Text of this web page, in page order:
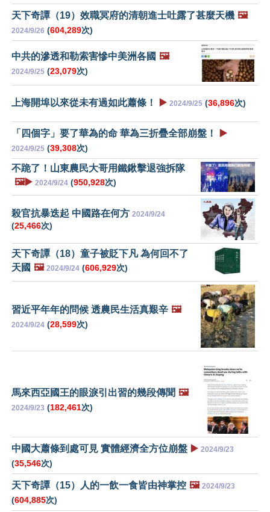
天下奇譚（19）效職冥府的清朝進士吐露了甚麼天機 🖼️
2024/9/26 (604,289次)
中共的滲透和勒索害慘中美洲各國 🖼️
2024/9/25 (23,079次)
上海開埠以來從未有過如此蕭條！ ▶️ 2024/9/25 (36,896次)
「四個字」要了華為的命 華為三折疊全部崩盤！ ▶️
2024/9/25 (39,308次)
不跪了！山東農民大哥用鐵鍬擊退強拆隊
🖼️▶️ 2024/9/24 (950,928次)
殺官抗暴迭起 中國路在何方 2024/9/24
(25,466次)
天下奇譚（18）童子被貶下凡 為何回不了
天國 🖼️ 2024/9/24 (606,929次)
習近平年年的問候 透農民生活真艱辛 🖼️
2024/9/24 (28,599次)
馬來西亞國王的眼淚引出習的幾段傳聞 🖼️
2024/9/23 (182,461次)
中國大蕭條到處可見 實體經濟全方位崩盤 ▶️ 2024/9/23
(35,546次)
天下奇譚（15）人的一飲一食皆由神掌控 🖼️ 2024/9/23
(604,885次)